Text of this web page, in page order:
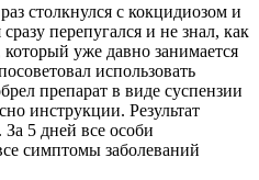
столкнулся с кокцидиозом и
перепугался и не знал, как
уже давно занимается
использовать
препарат в виде суспензии
инструкции. Результат
5 дней все особи
симптомы заболеваний